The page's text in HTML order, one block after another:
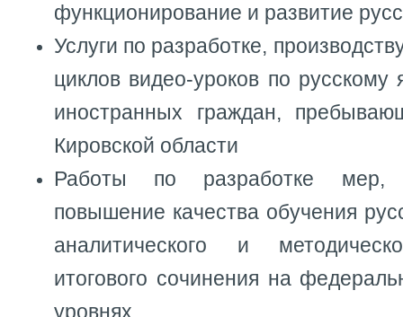
функционирование и развитие
Услуги по разработке,
циклов видео-уроков по русскому
иностранных граждан,
Кировской области
Работы по разработке мер,
повышение качества обучения
аналитического и
итогового сочинения на
уровнях